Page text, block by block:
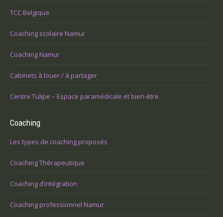
TCC Belgique
Coaching scolaire Namur
Coaching Namur
Cabinets à louer / à partager
Centre Tulipe – Espace paramédicale et bien-être.
Coaching
Les types de coaching proposés
Coaching Thérapeutique
Coaching d’intégration
Coaching professionnel Namur